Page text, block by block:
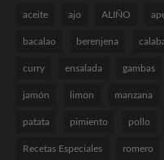
aceite ajo ALIÑO
bacalao berenjena
curry ensalada gambas
jamón limon manzana
patata pimiento pollo
Recetas Especiales romero